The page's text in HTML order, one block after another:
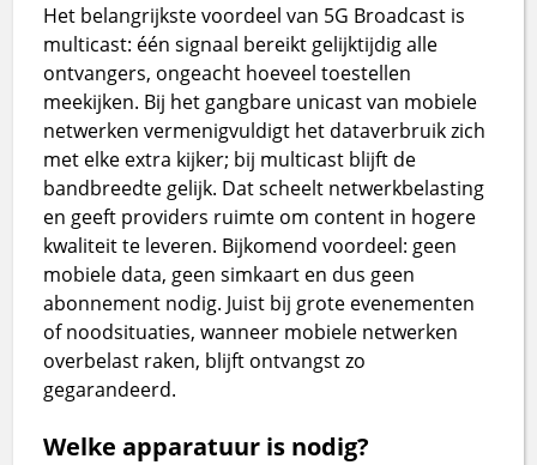
Het belangrijkste voordeel van 5G Broadcast is
multicast: één signaal bereikt gelijktijdig alle
ontvangers, ongeacht hoeveel toestellen
meekijken. Bij het gangbare unicast van mobiele
netwerken vermenigvuldigt het dataverbruik zich
met elke extra kijker; bij multicast blijft de
bandbreedte gelijk. Dat scheelt netwerkbelasting
en geeft providers ruimte om content in hogere
kwaliteit te leveren. Bijkomend voordeel: geen
mobiele data, geen simkaart en dus geen
abonnement nodig. Juist bij grote evenementen
of noodsituaties, wanneer mobiele netwerken
overbelast raken, blijft ontvangst zo
gegarandeerd.
Welke apparatuur is nodig?